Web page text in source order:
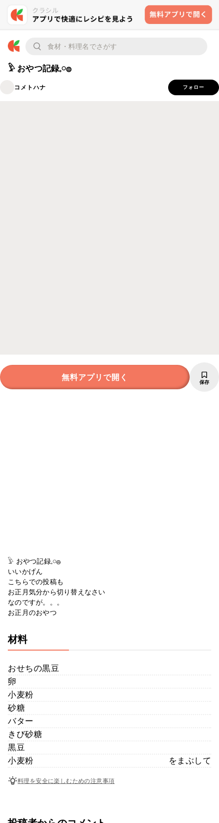
𓅱 おやつ記録𓈒𓏸𓐍
コメトハナ フォロー
無料アプリで開く 保存
𓅱 おやつ記録𓈒𓏸𓐍
いいかげん
こちらでの投稿も
お正月気分から切り替えなさい
なのですが。。。
お正月のおやつ
材料
おせちの黒豆
卵
小麦粉
砂糖
バター
きび砂糖
黒豆
小麦粉
をまぶして
料理を安全に楽しむための注意事項